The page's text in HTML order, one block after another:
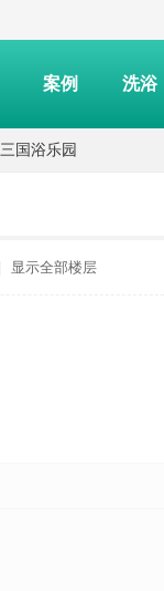
案例 洗浴
三国浴乐园
显示全部楼层